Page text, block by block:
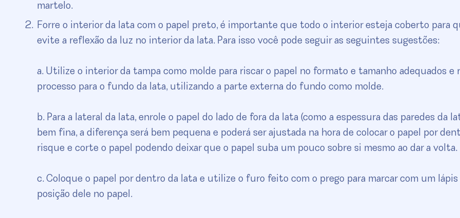
martelo.
Forre o interior da lata com o papel preto, é importante que todo o interior esteja coberto para
evite a reflexão da luz no interior da lata. Para isso você pode seguir as seguintes sugestões:
a. Utilize o interior da tampa como molde para riscar o papel no formato e tamanho adequados e
processo para o fundo da lata, utilizando a parte externa do fundo como molde.
b. Para a lateral da lata, enrole o papel do lado de fora da lata (como a espessura das paredes da
bem fina, a diferença será bem pequena e poderá ser ajustada na hora de colocar o papel por
risque e corte o papel podendo deixar que o papel suba um pouco sobre si mesmo ao dar a volta.
c. Coloque o papel por dentro da lata e utilize o furo feito com o prego para marcar com um lápis
posição dele no papel.